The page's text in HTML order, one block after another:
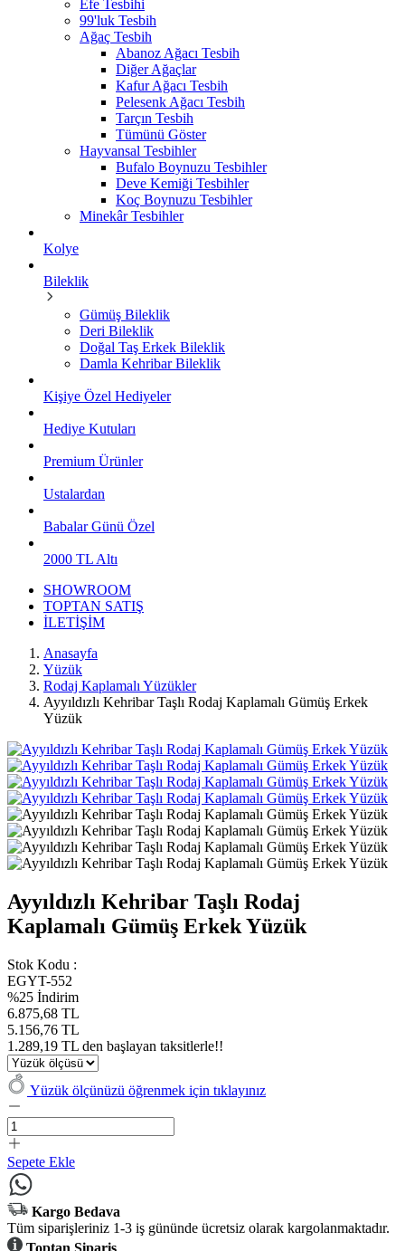
Efe Tesbihi
99'luk Tesbih
Ağaç Tesbih
Abanoz Ağacı Tesbih
Diğer Ağaçlar
Kafur Ağacı Tesbih
Pelesenk Ağacı Tesbih
Tarçın Tesbih
Tümünü Göster
Hayvansal Tesbihler
Bufalo Boynuzu Tesbihler
Deve Kemiği Tesbihler
Koç Boynuzu Tesbihler
Minekâr Tesbihler
Kolye
Bileklik
Gümüş Bileklik
Deri Bileklik
Doğal Taş Erkek Bileklik
Damla Kehribar Bileklik
Kişiye Özel Hediyeler
Hediye Kutuları
Premium Ürünler
Ustalardan
Babalar Günü Özel
2000 TL Altı
SHOWROOM
TOPTAN SATIŞ
İLETİŞİM
Anasayfa
Yüzük
Rodaj Kaplamalı Yüzükler
Ayyıldızlı Kehribar Taşlı Rodaj Kaplamalı Gümüş Erkek
Yüzük
Ayyıldızlı Kehribar Taşlı Rodaj
Kaplamalı Gümüş Erkek Yüzük
Stok Kodu :
EGYT-552
%25 İndirim
6.875,68 TL
5.156,76 TL
1.289,19 TL den başlayan taksitlerle!!
Yüzük ölçünüzü öğrenmek için tıklayınız
Sepete Ekle
Kargo Bedava
Tüm siparişleriniz 1-3 iş gününde ücretsiz olarak kargolanmaktadır.
Toptan Sipariş